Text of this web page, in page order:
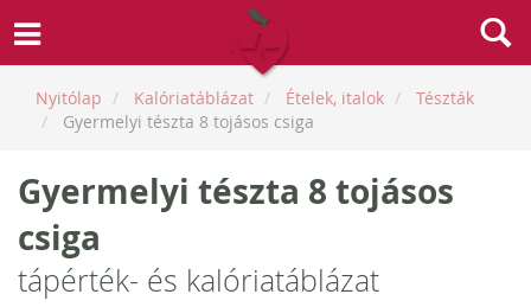
Nyitólap Kalóriatáblázat Ételek, italok
Tészták
Gyermelyi tészta 8 tojásos csiga
Gyermelyi tészta 8 tojásos
csiga
tápérték- és kalóriatáblázat